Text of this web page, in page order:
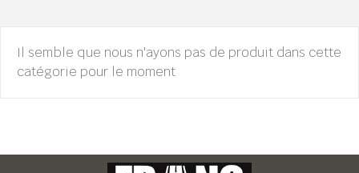
Il semble que nous n'ayons pas de produit dans cette
catégorie pour le moment